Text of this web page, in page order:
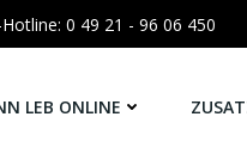
0 49 21 - 96 06 450
LEB ONLINE